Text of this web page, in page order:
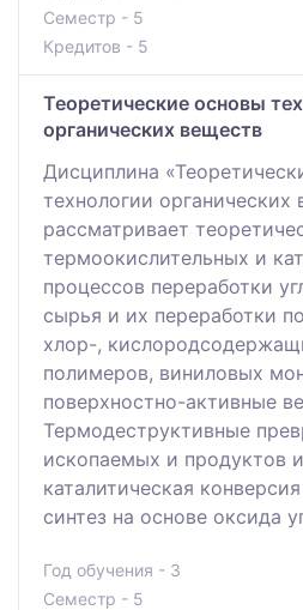
Семестр - 5
Кредитов - 5
Теоретические основы
органических веществ
Дисциплина
технологии органических
рассматривает
термоокислительных и
процессов переработки
сырья и их переработки
хлор-,
полимеров, виниловых
поверхностно-активные
Термодеструктивные
ископаемых и продуктов
каталитическая
синтез на основе оксида
Год обучения - 3
Семестр - 5